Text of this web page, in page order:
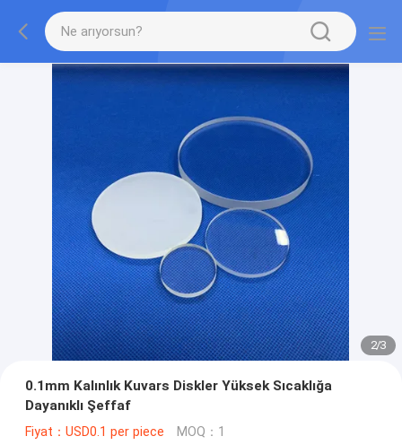
2/3
0.1mm Kalınlık Kuvars Diskler Yüksek Sıcaklığa
Dayanıklı Şeffaf
Fiyat：USD0.1 per piece MOQ：1